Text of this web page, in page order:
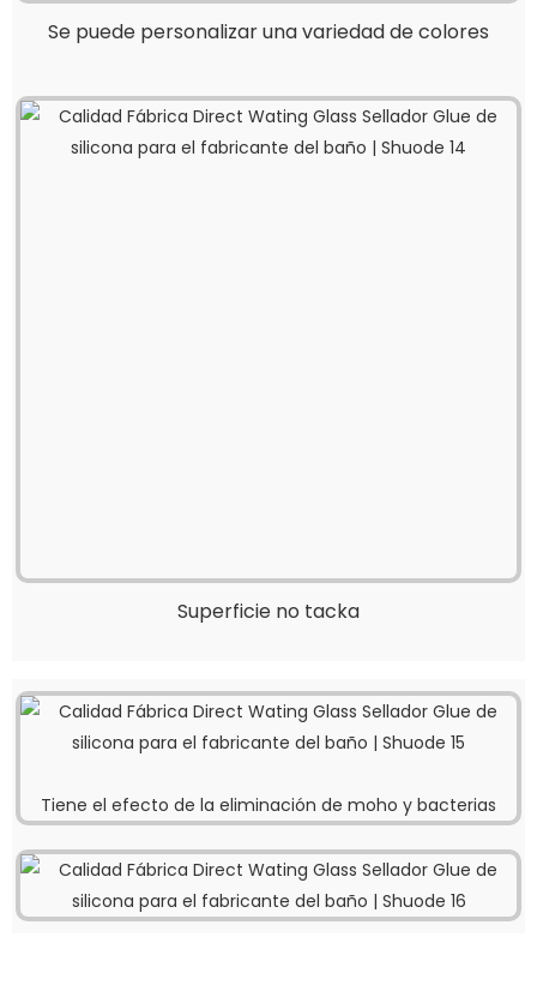
Se puede personalizar una variedad de colores
Superficie no tacka
Tiene el efecto de la eliminación de moho y bacterias